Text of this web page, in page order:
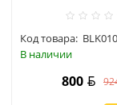
Код товара:
В наличии
800